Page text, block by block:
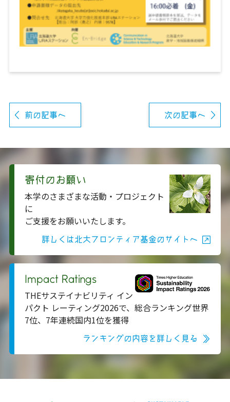
前の記事へ 次の記事へ
寄付のお願い
本学のさまざまな活動・プロジェクト
に
ご支援をお願いいたします。
詳しくは北大フロンティア基金のサイトへ
Impact Ratings
THEサステイナビリティ イン
パクト レーティング2026で、総合ランキング世界
7位、7年連続国内1位を獲得
ランキングの内容を詳しく見る